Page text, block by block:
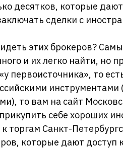
десятков, которые
сделки с
этих брокеров?
и их легко найти, но
первоисточника», то
то вам на сайт
себе хороших
к торгам Санкт-
которые дают доступ